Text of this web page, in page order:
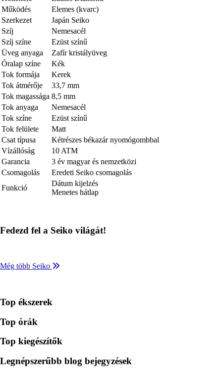
Működés
Elemes (kvarc)
Szerkezet
Japán Seiko
Szíj
Nemesacél
Szíj színe
Ezüst színű
Üveg anyaga
Zafír kristályüveg
Óralap színe
Kék
Tok formája
Kerek
Tok átmérője
33,7 mm
Tok magassága 8,5 mm
Tok anyaga
Nemesacél
Tok színe
Ezüst színű
Tok felülete
Matt
Csat típusa
Kétrészes békazár nyomógombbal
Vízállóság
10 ATM
Garancia
3 év magyar és nemzetközi
Csomagolás
Eredeti Seiko csomagolás
Funkció
Dátum kijelzés
Menetes hátlap
Fedezd fel a Seiko világát!
Még több Seiko
Top ékszerek
Top órák
Top kiegészítők
Legnépszerűbb blog bejegyzések